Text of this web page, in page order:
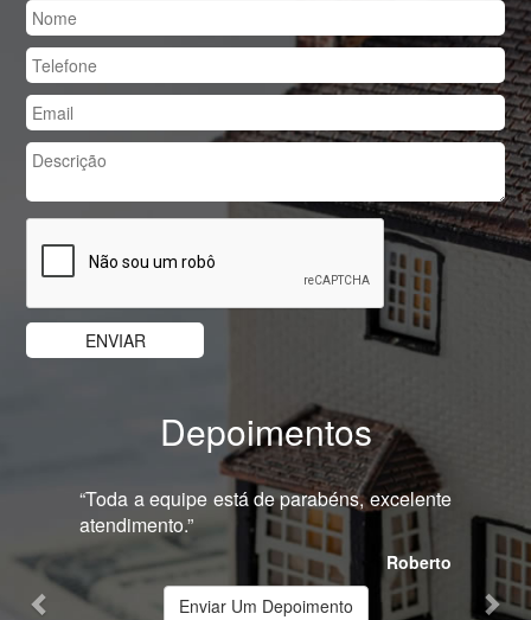
Depoimentos
“Toda a equipe está de parabéns, excelente
atendimento.”
Roberto
Enviar Um Depoimento